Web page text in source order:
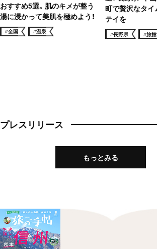
おすすめ5選。肌のキメが整う
湯に浸かって美肌を極めよう！
#全国 #温泉
町で贅沢なタイ
テイを
#長野県 #旅館
プレスリリース
もっとみる